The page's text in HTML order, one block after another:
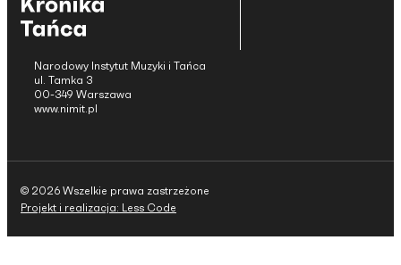
Narodowy Instytut Muzyki i Tańca
ul. Tamka 3
00-349 Warszawa
www.nimit.pl
© 2026 Wszelkie prawa zastrzeżone
Projekt i realizacja: Less Code